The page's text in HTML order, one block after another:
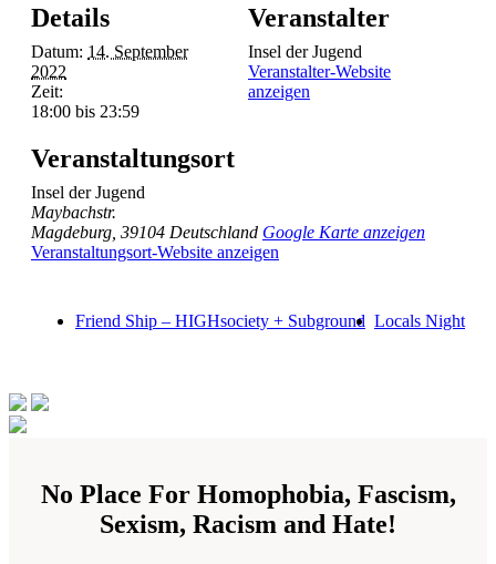
Details
Datum: 14. September
2022
Zeit:
18:00 bis 23:59
Veranstaltungsort
Insel der Jugend
Maybachstr.
Magdeburg 39104 Deutschland Google Karte anzeigen
Veranstaltungsort-Website anzeigen
Veranstalter
Insel der Jugend
Veranstalter-Website
anzeigen
Friend Ship – HIGHsociety + Subground Locals Night
No Place For Homophobia, Fascism,
Sexism, Racism and Hate!